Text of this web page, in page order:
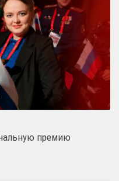
премию